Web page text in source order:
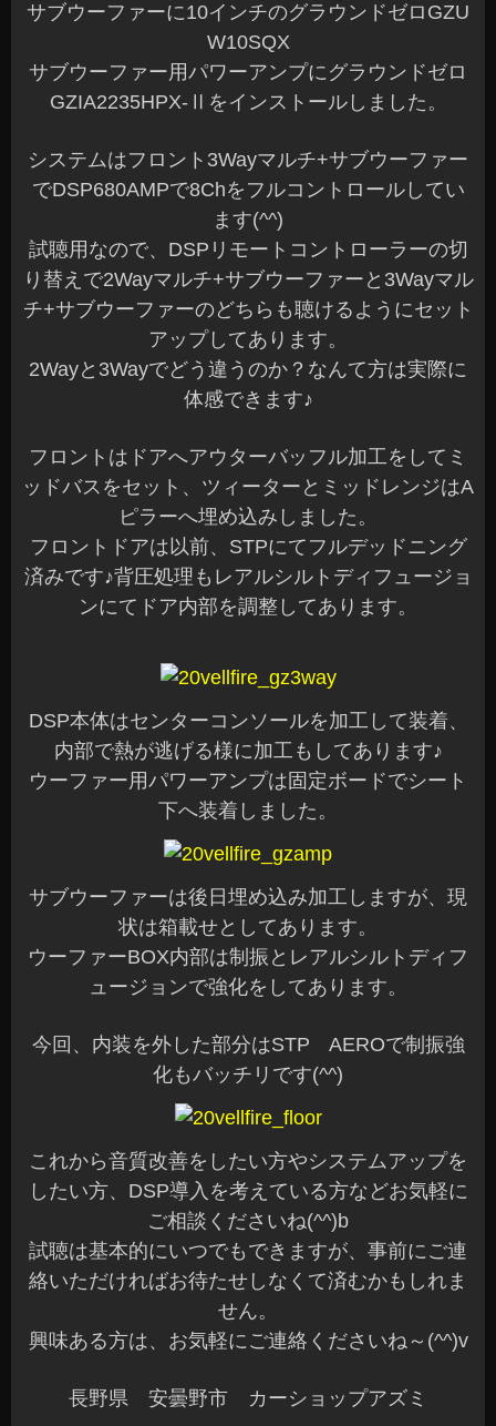
サブウーファーに10インチのグラウンドゼロGZU
W10SQX
サブウーファー用パワーアンプにグラウンドゼロ
GZIA2235HPX-Ⅱをインストールしました。
システムはフロント3Wayマルチ+サブウーファー
でDSP680AMPで8Chをフルコントロールしてい
ます(^^)
試聴用なので、DSPリモートコントローラーの切
り替えで2Wayマルチ+サブウーファーと3Wayマル
チ+サブウーファーのどちらも聴けるようにセット
アップしてあります。
2Wayと3Wayでどう違うのか？なんて方は実際に
体感できます♪
フロントはドアへアウターバッフル加工をしてミ
ッドバスをセット、ツィーターとミッドレンジはA
ピラーへ埋め込みしました。
フロントドアは以前、STPにてフルデッドニング
済みです♪背圧処理もレアルシルトディフュージョ
ンにてドア内部を調整してあります。
DSP本体はセンターコンソールを加工して装着、
内部で熱が逃げる様に加工もしてあります♪
ウーファー用パワーアンプは固定ボードでシート
下へ装着しました。
サブウーファーは後日埋め込み加工しますが、現
状は箱載せとしてあります。
ウーファーBOX内部は制振とレアルシルトディフ
ュージョンで強化をしてあります。
今回、内装を外した部分はSTP AEROで制振強
化もバッチリです(^^)
これから音質改善をしたい方やシステムアップを
したい方、DSP導入を考えている方などお気軽に
ご相談くださいね(^^)b
試聴は基本的にいつでもできますが、事前にご連
絡いただければお待たせしなくて済むかもしれま
せん。
興味ある方は、お気軽にご連絡くださいね～(^^)v
長野県 安曇野市 カーショップアズミ